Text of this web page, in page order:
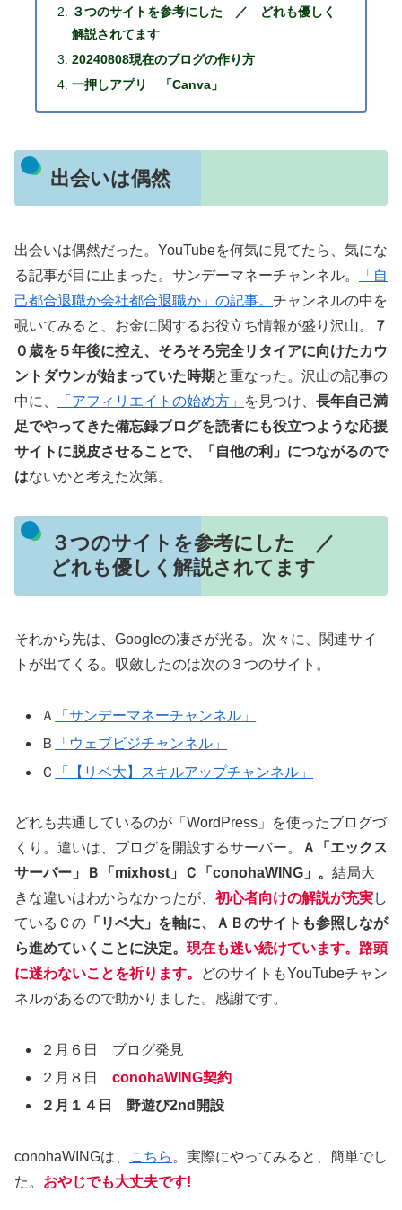
３つのサイトを参考にした ／ どれも優しく
解説されてます
20240808現在のブログの作り方
一押しアプリ 「Canva」
出会いは偶然
出会いは偶然だった。YouTubeを何気に見てたら、気にな
る記事が目に止まった。サンデーマネーチャンネル。
「自
己都合退職か会社都合退職か」の記事。 チャンネルの中を
覗いてみると、お金に関するお役立ち情報が盛り沢山。
７
０歳を５年後に控え、そろそろ完全リタイアに向けたカウ
ントダウンが始まっていた時期 と重なった。沢山の記事の
中に、
「アフィリエイトの始め方」 を見つけ、 長年自己満
足でやってきた備忘録ブログを読者にも役立つような応援
サイトに脱皮させることで、「自他の利」につながるので
はないかと考えた次第。
３つのサイトを参考にした ／
どれも優しく解説されてます
それから先は、Googleの凄さが光る。次々に、関連サイ
トが出てくる。収斂したのは次の３つのサイト。
Ａ
「サンデーマネーチャンネル」
Ｂ
「ウェブビジチャンネル」
Ｃ
「【リベ大】スキルアップチャンネル」
どれも共通しているのが「WordPress」を使ったブログづ
くり。違いは、ブログを開設するサーバー。
Ａ「エックス
サーバー」Ｂ「mixhost」Ｃ「conohaWING」。 結局大
きな違いはわからなかったが、 初心者向けの解説が充実し
ているＣの 「リベ大」を軸に、ＡＢのサイトも参照しなが
ら進めていくことに決定。 現在も迷い続けています。路頭
に迷わないことを祈ります。
どのサイトもYouTubeチャン
ネルがあるので助かりました。感謝です。
２月６日 ブログ発見
２月８日conohaWING契約
２月１４日 野遊び2nd開設
conohaWINGは、 こちら 。実際にやってみると、簡単でし
た。 おやじでも大丈夫です!